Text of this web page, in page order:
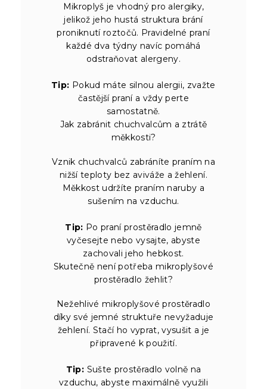
Mikroplyš je vhodný pro alergiky,
jelikož jeho hustá struktura brání
proniknutí roztočů. Pravidelné praní
každé dva týdny navíc pomáhá
odstraňovat alergeny.
Tip: Pokud máte silnou alergii, zvažte
častější praní a vždy perte
samostatně.
Jak zabránit chuchvalcům a ztrátě
měkkosti?
Vznik chuchvalců zabráníte praním na
nižší teploty bez aviváže a žehlení.
Měkkost udržíte praním naruby a
sušením na vzduchu.
Tip: Po praní prostěradlo jemně
vyčesejte nebo vysajte, abyste
zachovali jeho hebkost.
Skutečně není potřeba mikroplyšové
prostěradlo žehlit?
Nežehlivé mikroplyšové prostěradlo
díky své jemné struktuře nevyžaduje
žehlení. Stačí ho vyprat, vysušit a je
připravené k použití.
Tip: Sušte prostěradlo volně na
vzduchu, abyste maximálně využili